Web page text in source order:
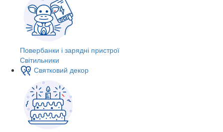
Повербанки і зарядні пристрої
Світильники
Святковий декор